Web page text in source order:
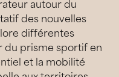
autour du
des nouvelles
différentes
du prisme sportif en
et la mobilité